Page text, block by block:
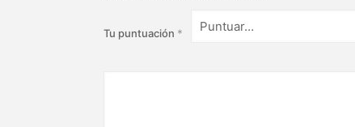
Tu puntuación *